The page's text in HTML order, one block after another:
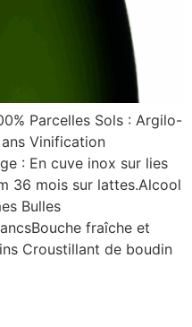
Parcelles Sols : Argilo-
Vinification
: En cuve inox sur lies
36 mois sur lattes.Alcool
Bulles
fraîche et
Croustillant de boudin